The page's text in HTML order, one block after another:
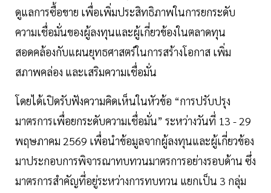
ดูแลการซื้อขาย เพื่อเพิ่มประสิทธิภาพในการยกระดับ
ความเชื่อมั่นของผู้ลงทุนและผู้เกี่ยวข้องในตลาดทุน
สอดคล้องกับแผนยุทธศาสตร์ในการสร้างโอกาส เพิ่ม
สภาพคล่อง และเสริมความเชื่อมั่น
โดยได้เปิดรับฟังความคิดเห็นในหัวข้อ “การปรับปรุง
มาตรการเพื่อยกระดับความเชื่อมั่น” ระหว่างวันที่ 13 - 29
พฤษภาคม 2569 เพื่อนำข้อมูลจากผู้ลงทุนและผู้เกี่ยวข้อง
มาประกอบการพิจารณาทบทวนมาตรการอย่างรอบด้าน ซึ่ง
มาตรการสำคัญที่อยู่ระหว่างการทบทวน แยกเป็น 3 กลุ่ม